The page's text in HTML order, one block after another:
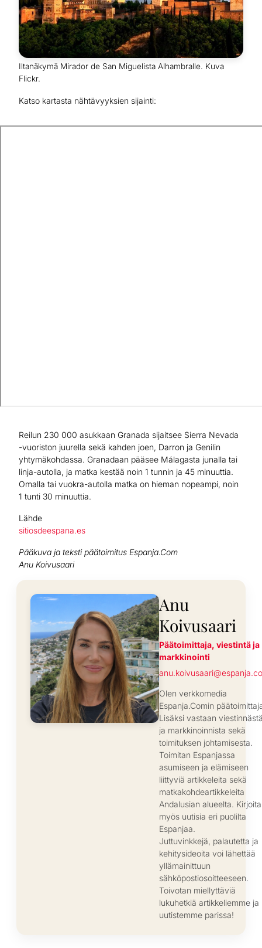
Iltanäkymä Mirador de San Miguelista Alhambralle. Kuva
Flickr.
Katso kartasta nähtävyyksien sijainti:
Reilun 230 000 asukkaan Granada sijaitsee Sierra Nevada
-vuoriston juurella sekä kahden joen, Darron ja Genilin
yhtymäkohdassa. Granadaan pääsee Málagasta junalla tai
linja-autolla, ja matka kestää noin 1 tunnin ja 45 minuuttia.
Omalla tai vuokra-autolla matka on hieman nopeampi, noin
1 tunti 30 minuuttia.
Lähde
sitiosdeespana.es
Pääkuva ja teksti päätoimitus Espanja.Com
Anu Koivusaari
Anu
Koivusaari
Päätoimittaja, viestintä ja
markkinointi
Olen verkkomedia
Espanja.Comin
Lisäksi vastaan
ja markkinoinnista sekä
toimituksen johtamisesta.
Toimitan Espanjassa
asumiseen ja elämiseen
liittyviä artikkeleita sekä
matkakohdeartikkeleita
Andalusian alueelta.
myös uutisia eri puolilta
Espanjaa.
Juttuvinkkejä, palautetta ja
kehitysideoita voi lähettää
yllämainittuun
sähköpostiosoitteeseen.
Toivotan miellyttäviä
lukuhetkiä artikkeliemme ja
uutistemme parissa!